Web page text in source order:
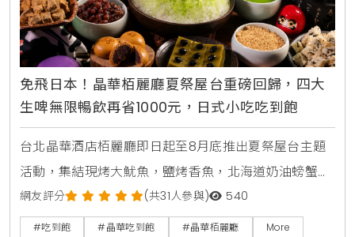
免飛日本！晶華栢麗廳夏祭屋台重磅回歸，四大
生啤無限暢飲再省1000元，日式小吃吃到飽
台北晶華酒店栢麗廳即日起至8月底推出夏祭屋台主題
活動，集結現烤大魷魚，鹽烤香魚，北海道奶油螃蟹燒
及甜蝦鮭魚親子丼等十數款日本街邊美食，搭配日本四
大生啤無限暢飲，下載晶華會APP領取折價券，4人同
網友評分 (共31人參與) 540
#吃到飽 #晶華吃到飽 #晶華栢麗廳 More